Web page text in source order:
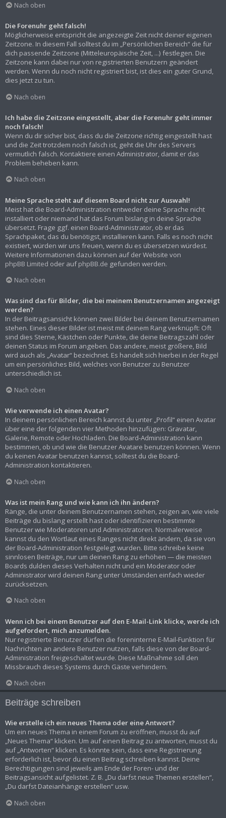
Nach oben
Die Forenuhr geht falsch!
Möglicherweise entspricht die angezeigte Zeit nicht deiner eigenen
Zeitzone. In diesem Fall solltest du im „Persönlichen Bereich“ die für
dich passende Zeitzone (Mitteleuropäische Zeit, ...) festlegen. Die
Zeitzone kann dabei nur von registrierten Benutzern geändert
werden. Wenn du noch nicht registriert bist, ist dies ein guter Grund,
dies jetzt zu tun.
Nach oben
Ich habe die Zeitzone eingestellt, aber die Forenuhr geht immer
noch falsch!
Wenn du dir sicher bist, dass du die Zeitzone richtig eingestellt hast
und die Zeit trotzdem noch falsch ist, geht die Uhr des Servers
vermutlich falsch. Kontaktiere einen Administrator, damit er das
Problem beheben kann.
Nach oben
Meine Sprache steht auf diesem Board nicht zur Auswahl!
Meist hat die Board-Administration entweder deine Sprache nicht
installiert oder niemand hat das Forum bislang in deine Sprache
übersetzt. Frage ggf. einen Board-Administrator, ob er das
Sprachpaket, das du benötigst, installieren kann. Falls es noch nicht
existiert, würden wir uns freuen, wenn du es übersetzen würdest.
Weitere Informationen dazu können auf der Website von
phpBB Limited oder aufphpBB.de gefunden werden.
Nach oben
Was sind das für Bilder, die bei meinem Benutzernamen angezeigt
werden?
In der Beitragsansicht können zwei Bilder bei deinem Benutzernamen
stehen. Eines dieser Bilder ist meist mit deinem Rang verknüpft: Oft
sind dies Sterne, Kästchen oder Punkte, die deine Beitragszahl oder
deinen Status im Forum angeben. Das andere, meist größere, Bild
wird auch als „Avatar“ bezeichnet. Es handelt sich hierbei in der Regel
um ein persönliches Bild, welches von Benutzer zu Benutzer
unterschiedlich ist.
Nach oben
Wie verwende ich einen Avatar?
In deinem persönlichen Bereich kannst du unter „Profil“ einen Avatar
über eine der folgenden vier Methoden hinzufügen: Gravatar,
Galerie, Remote oder Hochladen. Die Board-Administration kann
bestimmen, ob und wie die Benutzer Avatare benutzen können. Wenn
du keinen Avatar benutzen kannst, solltest du die Board-
Administration kontaktieren.
Nach oben
Was ist mein Rang und wie kann ich ihn ändern?
Ränge, die unter deinem Benutzernamen stehen, zeigen an, wie viele
Beiträge du bislang erstellt hast oder identifizieren bestimmte
Benutzer wie Moderatoren und Administratoren. Normalerweise
kannst du den Wortlaut eines Ranges nicht direkt ändern, da sie von
der Board-Administration festgelegt wurden. Bitte schreibe keine
sinnlosen Beiträge, nur um deinen Rang zu erhöhen — die meisten
Boards dulden dieses Verhalten nicht und ein Moderator oder
Administrator wird deinen Rang unter Umständen einfach wieder
zurücksetzen.
Nach oben
Wenn ich bei einem Benutzer auf den E-Mail-Link klicke, werde ich
aufgefordert, mich anzumelden.
Nur registrierte Benutzer dürfen die foreninterne E-Mail-Funktion für
Nachrichten an andere Benutzer nutzen, falls diese von der Board-
Administration freigeschaltet wurde. Diese Maßnahme soll den
Missbrauch dieses Systems durch Gäste verhindern.
Nach oben
Beiträge schreiben
Wie erstelle ich ein neues Thema oder eine Antwort?
Um ein neues Thema in einem Forum zu eröffnen, musst du auf
„Neues Thema“ klicken. Um auf einen Beitrag zu antworten, musst du
auf „Antworten“ klicken. Es könnte sein, dass eine Registrierung
erforderlich ist, bevor du einen Beitrag schreiben kannst. Deine
Berechtigungen sind jeweils am Ende der Foren- und der
Beitragsansicht aufgelistet. Z. B. „Du darfst neue Themen erstellen“,
„Du darfst Dateianhänge erstellen“ usw.
Nach oben